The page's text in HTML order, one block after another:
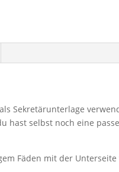
Sekretärunterlage
hast selbst noch eine
Fäden mit der